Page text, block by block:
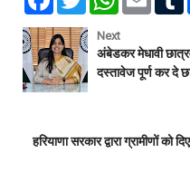
e
b
o
o
k
w
t
t
e
r
t
s
A
p
l
l
r
Next
अंबेडकर मेधावी
दस्तावेज पूर्ण कर दे
हरियाणा सरकार द्वारा ग्रामीणों